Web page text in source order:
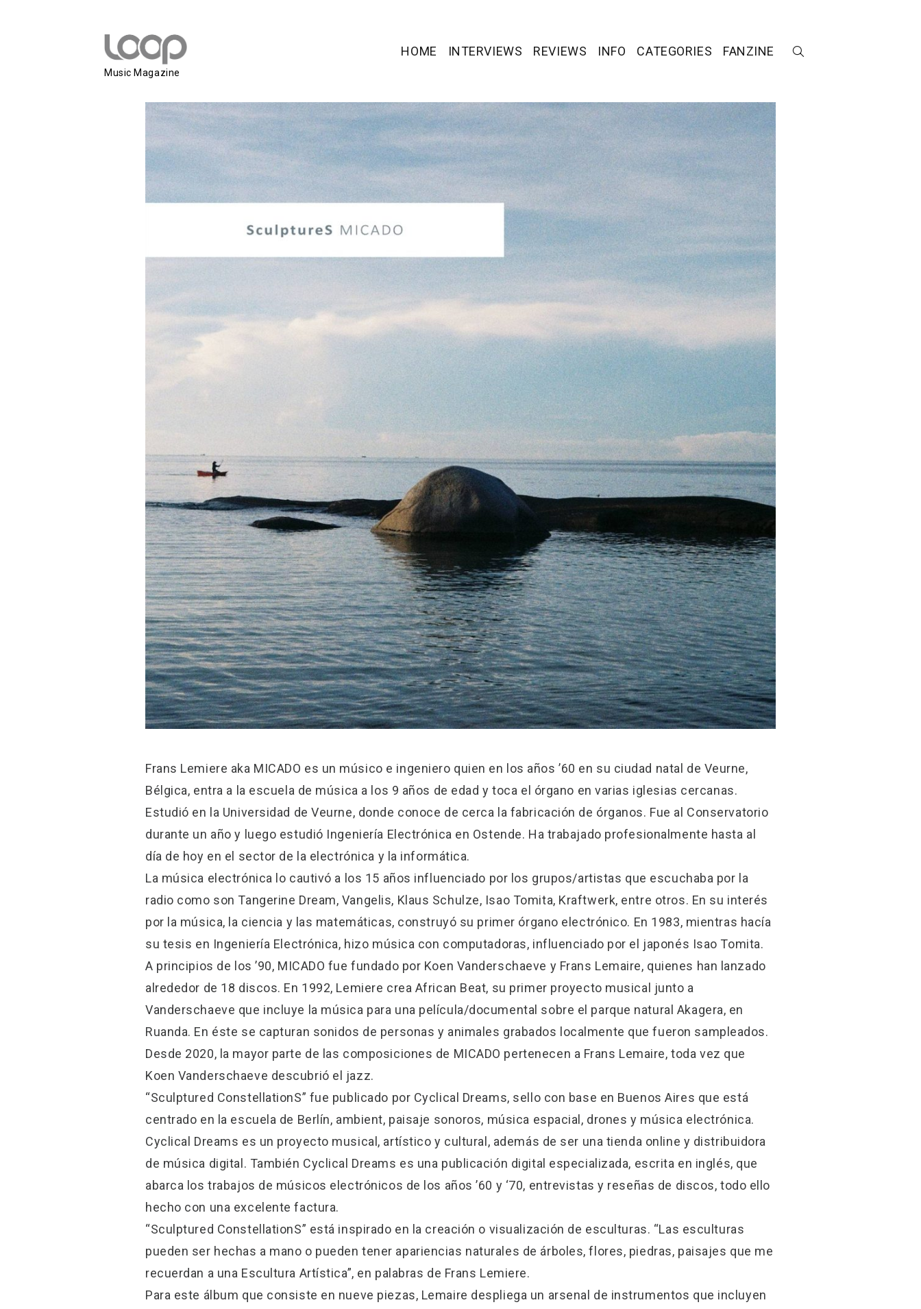
Music Magazine
HOME INTERVIEWS REVIEWS INFO CATEGORIES FANZINE
MICADO
Frans Lemiere aka MICADO es un músico e ingeniero quien en los años ’60 en su ciudad natal de Veurne,
Bélgica, entra a la escuela de música a los 9 años de edad y toca el órgano en varias iglesias cercanas.
Estudió en la Universidad de Veurne, donde conoce de cerca la fabricación de órganos. Fue al Conservatorio
durante un año y luego estudió Ingeniería Electrónica en Ostende. Ha trabajado profesionalmente hasta al
día de hoy en el sector de la electrónica y la informática.
La música electrónica lo cautivó a los 15 años influenciado por los grupos/artistas que escuchaba por la
radio como son Tangerine Dream, Vangelis, Klaus Schulze, Isao Tomita, Kraftwerk, entre otros. En su interés
por la música, la ciencia y las matemáticas, construyó su primer órgano electrónico. En 1983, mientras hacía
su tesis en Ingeniería Electrónica, hizo música con computadoras, influenciado por el japonés Isao Tomita.
A principios de los ’90, MICADO fue fundado por Koen Vanderschaeve y Frans Lemaire, quienes han lanzado
alrededor de 18 discos. En 1992, Lemiere crea African Beat, su primer proyecto musical junto a
Vanderschaeve que incluye la música para una película/documental sobre el parque natural Akagera, en
Ruanda. En éste se capturan sonidos de personas y animales grabados localmente que fueron sampleados.
Desde 2020, la mayor parte de las composiciones de MICADO pertenecen a Frans Lemaire, toda vez que
Koen Vanderschaeve descubrió el jazz.
“Sculptured ConstellationS” fue publicado por Cyclical Dreams, sello con base en Buenos Aires que está
centrado en la escuela de Berlín, ambient, paisaje sonoros, música espacial, drones y música electrónica.
Cyclical Dreams es un proyecto musical, artístico y cultural, además de ser una tienda online y distribuidora
de música digital. También Cyclical Dreams es una publicación digital especializada, escrita en inglés, que
abarca los trabajos de músicos electrónicos de los años ’60 y ‘70, entrevistas y reseñas de discos, todo ello
hecho con una excelente factura.
“Sculptured ConstellationS” está inspirado en la creación o visualización de esculturas. “Las esculturas
pueden ser hechas a mano o pueden tener apariencias naturales de árboles, flores, piedras, paisajes que me
recuerdan a una Escultura Artística”, en palabras de Frans Lemiere.
Para este álbum que consiste en nueve piezas, Lemaire despliega un arsenal de instrumentos que incluyen